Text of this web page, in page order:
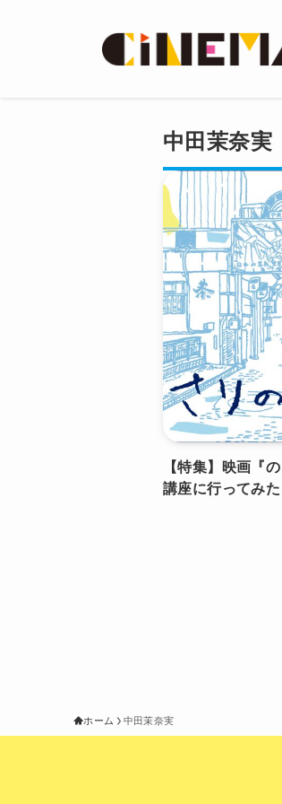
中田茉奈実
【特集】映画『
講座に行ってみ
ホーム 中田茉奈実